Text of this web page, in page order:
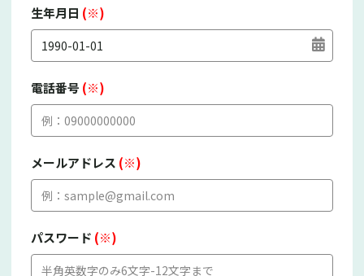
生年月日 (※)
電話番号 (※)
メールアドレス (※)
パスワード (※)